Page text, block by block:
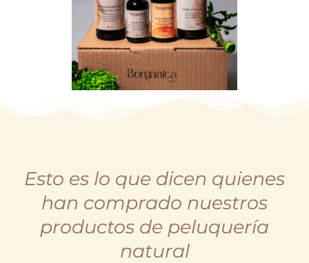
Esto es lo que dicen quienes
han comprado nuestros
productos de peluquería
natural